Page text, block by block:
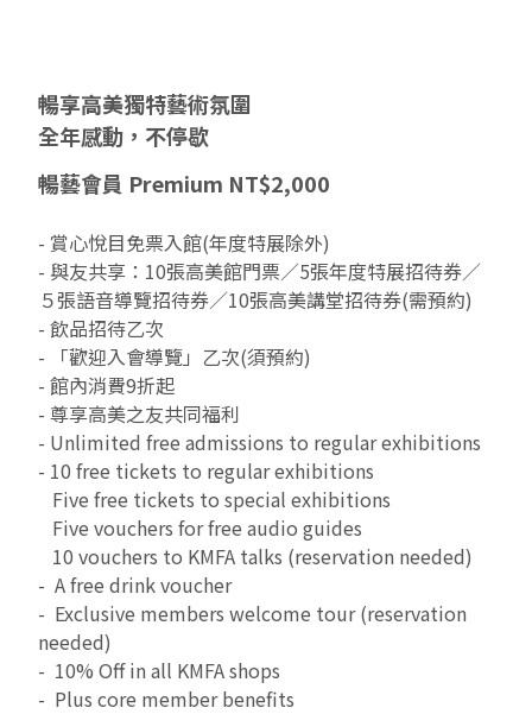
暢享高美獨特藝術氛圍
全年感動，不停歇
暢藝會員 Premium NT$2,000
- 賞心悅目免票入館(年度特展除外)
- 與友共享：10張高美館門票／5張年度特展招待券／
５張語音導覽招待券／10張高美講堂招待券(需預約)
- 飲品招待乙次
- 「歡迎入會導覽」乙次(須預約)
- 館內消費9折起
- 尊享高美之友共同福利
- Unlimited free admissions to regular exhibitions
- 10 free tickets to regular exhibitions
Five free tickets to special exhibitions
Five vouchers for free audio guides
10 vouchers to KMFA talks (reservation needed)
- A free drink voucher
- Exclusive members welcome tour (reservation
needed)
- 10% Off in all KMFA shops
- Plus core member benefits